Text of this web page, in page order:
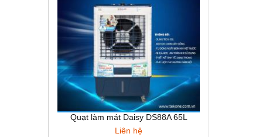
Quạt làm mát Daisy DS88A 65L
Liên hệ